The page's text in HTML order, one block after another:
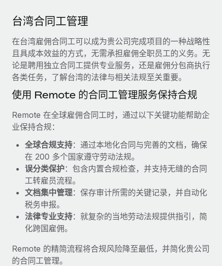
借助核心业务工具简化流程
服务
咨询专家
简化候选人筛选流程
合规守望台
防范合规风险
设备管理
在全球范围内配置和跟踪 IT 设备
实体设立
快速建立合规实体
人员调配与搬迁
轻松搬迁员工
与我们共探合作机遇
Remote Build 即将推出
集成与人工智能自动化咨询
Cultivating a Thriving Remote-First Culture in
Partnership with Remote
At a glance Discover the evolution of TheyDo, a pioneering
journey management platform that has...
了解更多
Reverse Tech's strategic partnership with
Remote for contractor management and
Reverse Tech at a glance Health and wellness startup,
活动
新闻室
薪金与人才洞察
洞察中心
获得支持
查看全部资源
博客
Why owned entities are key to maintaining
EOR compliance
As the global workforce continues to expand in response
to the demands of today’s labor market, the...
了解更多
한국어
中文（简体）
台湾合同工管理
在台湾雇佣合同工可以成为贵公司完成项目的一种战略性
且具成本效益的方式，无需承担雇佣全职员工的义务。无
论是聘用独立合同工提供专业服务，还是雇佣分包商执行
各类任务，了解台湾的法律与相关法规至关重要。
使用 Remote 的合同工管理服务保持合规
Remote 在全球雇佣合同工时，通过以下关键功能帮助企
业保持合规：
全球合规支持：通过本地化合同与完善的文档，确保
在 200 多个国家遵守劳动法规。
误分类保护：包含内置合规检查，并支持无缝的合同
工转雇员流程。
文档集中管理：保存审计所需的关键记录，并自动化
税务申报。
法律专业支持：就复杂的当地劳动法规提供指引，简
化跨国雇佣。
Remote 的精简流程将合规风险降至最低，并简化贵公司
的合同工管理。